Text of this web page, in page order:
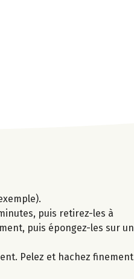
puis retirez-les à
puis épongez-les sur un
Pelez et hachez finement